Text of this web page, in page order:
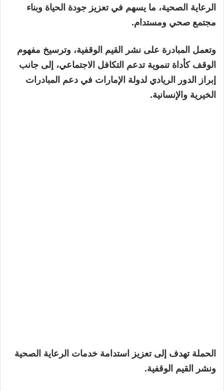
الرعاية الصحية، ما يسهم في تعزيز جودة الحياة وبناء
مجتمع صحي ومستدام.
وتعمل المبادرة على نشر القيم الوقفية، وترسيخ مفهوم
الوقف كأداة تنموية تدعم التكافل الاجتماعي، إلى جانب
إبراز الدور الريادي لدولة الإمارات في دعم المبادرات
الخيرية والإنسانية.
الحملة تهدف إلى تعزيز استدامة خدمات الرعاية الصحية
ونشر القيم الوقفية.